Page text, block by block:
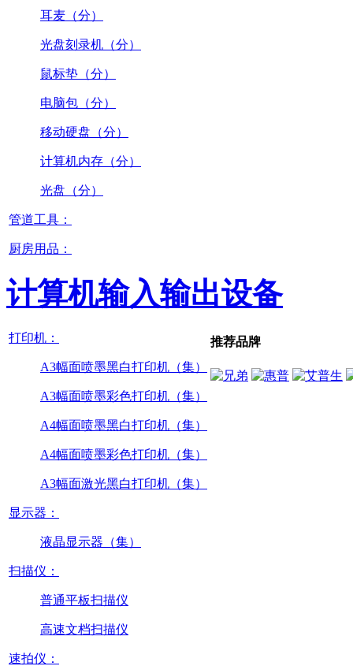
耳麦（分）
光盘刻录机（分）
鼠标垫（分）
电脑包（分）
移动硬盘（分）
计算机内存（分）
光盘（分）
管道工具：
厨房用品：
计算机输入输出设备
打印机：
A3幅面喷墨黑白打印机（集）
A3幅面喷墨彩色打印机（集）
A4幅面喷墨黑白打印机（集）
A4幅面喷墨彩色打印机（集）
A3幅面激光黑白打印机（集）
显示器：
液晶显示器（集）
扫描仪：
普通平板扫描仪
高速文档扫描仪
速拍仪：
推荐品牌